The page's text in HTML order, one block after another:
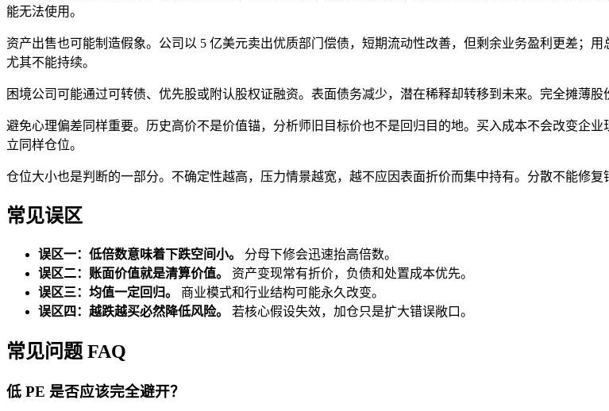
能无法使用。
资产出售也可能制造假象。公司以 5 亿美元卖出优质部门偿债，短期流动性改善，但剩余业务盈利更差；
尤其不能持续。
困境公司可能通过可转债、优先股或附认股权证融资。表面债务减少，潜在稀释却转移到未来。完全摊薄
避免心理偏差同样重要。历史高价不是价值锚，分析师旧目标价也不是回归目的地。买入成本不会改变企
立同样仓位。
仓位大小也是判断的一部分。不确定性越高，压力情景越宽，越不应因表面折价而集中持有。分散不能修复
常见误区
误区一：低倍数意味着下跌空间小。
分母下修会迅速抬高倍数。
误区二：账面价值就是清算价值。
资产变现常有折价，负债和处置成本优先。
误区三：均值一定回归。
商业模式和行业结构可能永久改变。
误区四：越跌越买必然降低风险。
若核心假设失效，加仓只是扩大错误敞口。
常见问题 FAQ
低 PE 是否应该完全避开？